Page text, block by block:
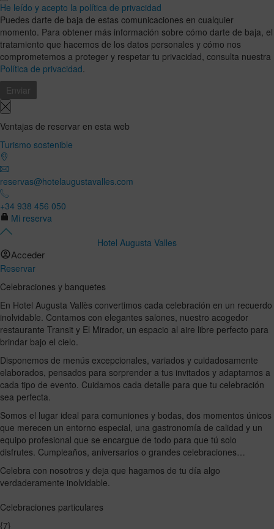
He leído y acepto la política de privacidad
Puedes darte de baja de estas comunicaciones en cualquier
momento. Para obtener más información sobre cómo darte de baja, el
tratamiento que hacemos de los datos personales y cómo nos
comprometemos a proteger y respetar tu privacidad, consulta nuestra
Política de privacidad
Ventajas de reservar en esta web
Turismo sostenible
reservas@hotelaugustavalles.com
+34 938 456 050
Mi reserva
Hotel Augusta Valles
Acceder
Reservar
Celebraciones y banquetes
En Hotel Augusta Vallès convertimos cada celebración en un recuerdo
inolvidable. Contamos con elegantes salones, nuestro acogedor
restaurante Transit y El Mirador, un espacio al aire libre perfecto para
brindar bajo el cielo.
Disponemos de menús excepcionales, variados y cuidadosamente
elaborados, pensados para sorprender a tus invitados y adaptarnos a
cada tipo de evento. Cuidamos cada detalle para que tu celebración
sea perfecta.
Somos el lugar ideal para comuniones y bodas, dos momentos únicos
que merecen un entorno especial, una gastronomía de calidad y un
equipo profesional que se encargue de todo para que tú solo
disfrutes. Cumpleaños, aniversarios o grandes celebraciones…
Celebra con nosotros y deja que hagamos de tu día algo
verdaderamente inolvidable.
Celebraciones particulares
{7}